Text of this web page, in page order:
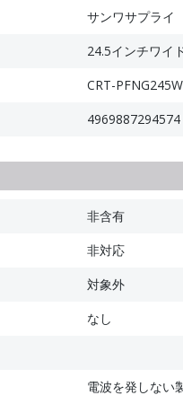
サンワサプライ
24.5インチワイ
CRT-PFNG245W
4969887294574
非含有
非対応
対象外
なし
電波を発しない